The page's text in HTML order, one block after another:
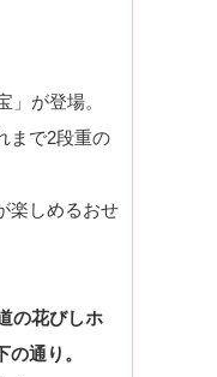
」が登場。
まで2段重の
楽しめるおせ
の花びしホ
通り。